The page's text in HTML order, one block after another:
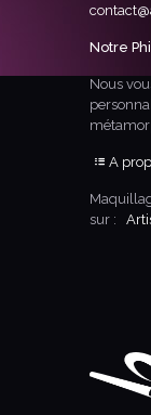
Notre
Nous
A
sur :